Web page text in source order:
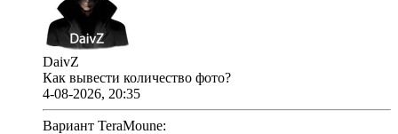
DaivZ
Как вывести количество фото?
4-08-2026, 20:35
Вариант TeraMoune: